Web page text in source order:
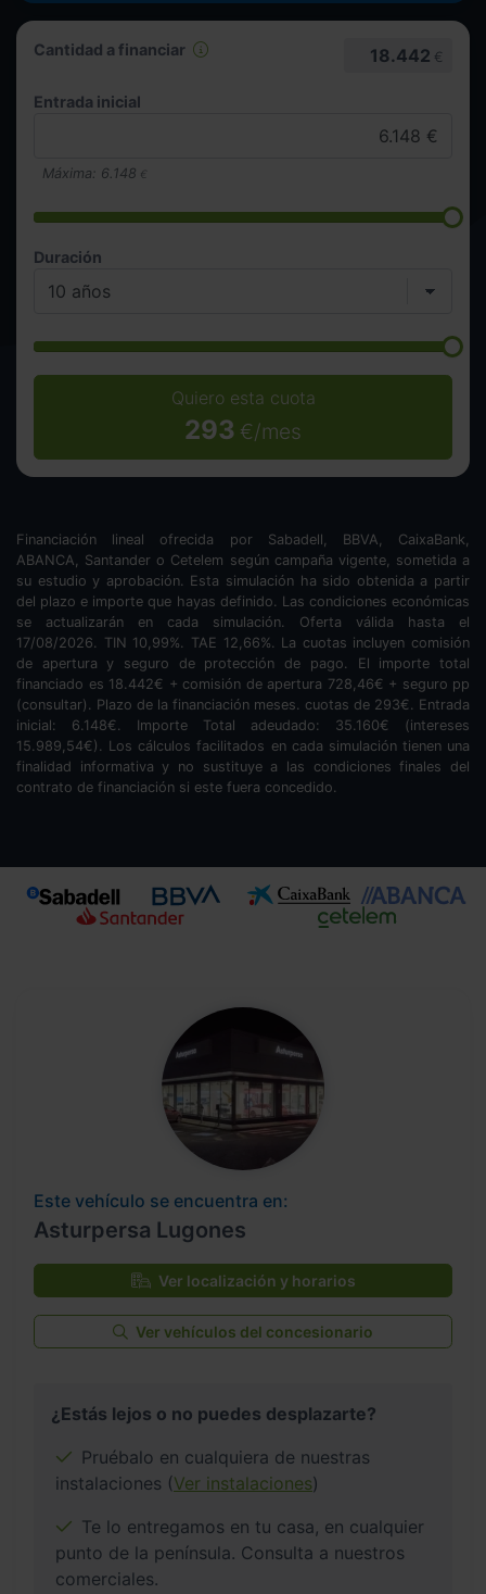
Cantidad a financiar 18.442 €
Entrada inicial
Máxima: 6.148 €
Duración
Quiero esta cuota
293 €/mes
Financiación lineal ofrecida por Sabadell, BBVA, CaixaBank,
ABANCA, Santander o Cetelem según campaña vigente, sometida a
su estudio y aprobación. Esta simulación ha sido obtenida a partir
del plazo e importe que hayas definido. Las condiciones económicas
se actualizarán en cada simulación. Oferta válida hasta el
17/08/2026. TIN 10,99%. TAE 12,66%. La cuotas incluyen comisión
de apertura y seguro de protección de pago. El importe total
financiado es 18.442€ + comisión de apertura 728,46€ + seguro pp
(consultar). Plazo de la financiación meses. cuotas de 293€. Entrada
inicial: 6.148€. Importe Total adeudado: 35.160€ (intereses
15.989,54€). Los cálculos facilitados en cada simulación tienen una
finalidad informativa y no sustituye a las condiciones finales del
contrato de financiación si este fuera concedido.
Este vehículo se encuentra en:
Asturpersa Lugones
Ver localización y horarios
Ver vehículos del concesionario
¿Estás lejos o no puedes desplazarte?
Pruébalo en cualquiera de nuestras
instalaciones (Ver instalaciones)
Te lo entregamos en tu casa, en cualquier
punto de la península. Consulta a nuestros
comerciales.